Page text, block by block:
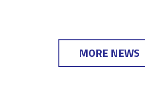
MORE NEWS